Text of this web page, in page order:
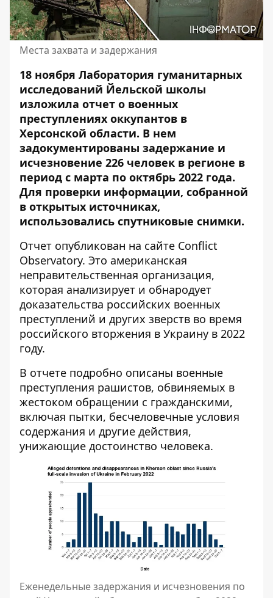
Места захвата и задержания
18 ноября Лаборатория гуманитарных
исследований Йельской школы
изложила отчет о военных
преступлениях оккупантов в
Херсонской области. В нем
задокументированы задержание и
исчезновение 226 человек в регионе в
период с марта по октябрь 2022 года.
Для проверки информации, собранной
в открытых источниках,
использовались спутниковые снимки.
Отчет опубликован на сайте Conflict
Observatory. Это американская
неправительственная организация,
которая анализирует и обнародует
доказательства российских военных
преступлений и других зверств во время
российского вторжения в Украину в 2022
году.
В отчете подробно описаны военные
преступления рашистов, обвиняемых в
жестоком обращении с гражданскими,
включая пытки, бесчеловечные условия
содержания и другие действия,
унижающие достоинство человека.
Еженедельные задержания и исчезновения по